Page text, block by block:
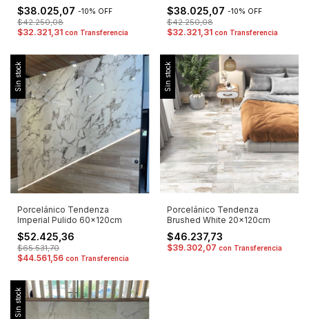
$38.025,07 -10% OFF
$42.250,08
$32.321,31 con Transferencia
$38.025,07 -10% OFF
$42.250,08
$32.321,31 con Transferencia
Sin stock
Porcelánico Tendenza
Imperial Pulido 60x120cm
$52.425,36
$65.531,70
$44.561,56 con Transferencia
Sin stock
Porcelánico Tendenza
Brushed White 20x120cm
$46.237,73
$39.302,07 con Transferencia
Sin stock